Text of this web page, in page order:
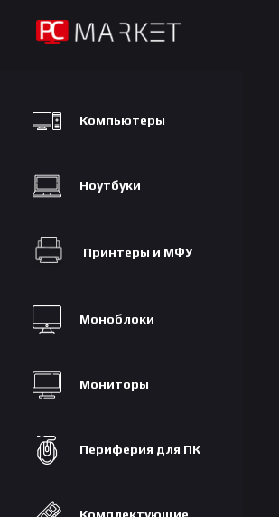
Компьютеры
Ноутбуки
Принтеры и МФУ
Моноблоки
Мониторы
Периферия для ПК
Комплектующие